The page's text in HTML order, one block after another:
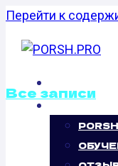
Перейти к
Все записи